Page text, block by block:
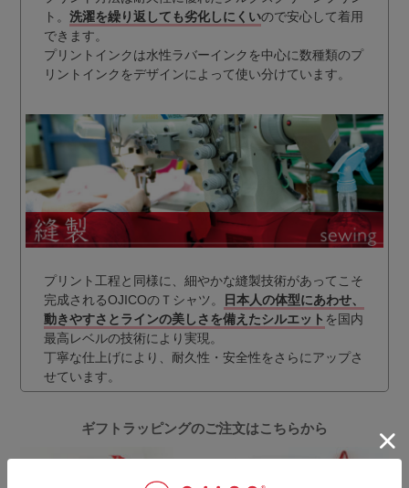
ト。 洗濯を繰り返しても劣化しにくいので安心して着用
できます。
プリントインクは水性ラバーインクを中心に数種類のプ
リントインクをデザインによって使い分けています。
プリント工程と同様に、細やかな縫製技術があってこそ
完成されるOJICOのＴシャツ。
日本人の体型にあわせ、
動きやすさとラインの美しさを備えたシルエット を国内
最高レベルの技術により実現。
丁寧な仕上げにより、耐久性・安全性をさらにアップさ
せています。
ギフトラッピングのご注文はこちらから